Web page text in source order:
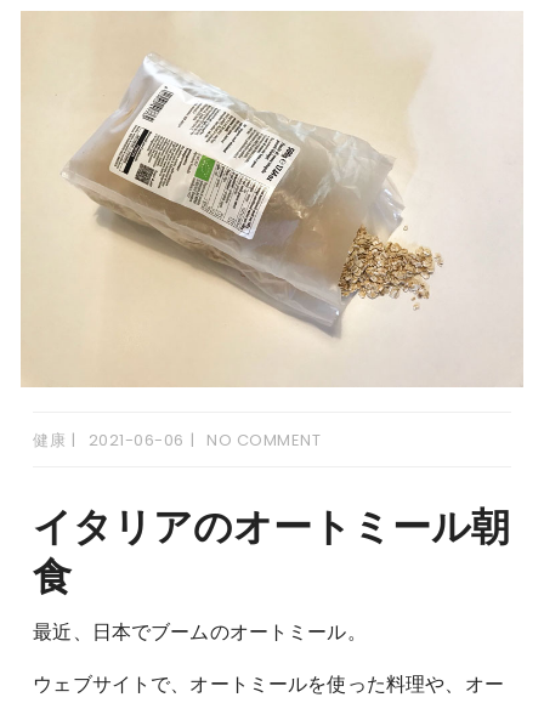
健康 2021-06-06 NO COMMENT
イタリアのオートミール朝
食
最近、日本でブームのオートミール。
ウェブサイトで、オートミールを使った料理や、オー